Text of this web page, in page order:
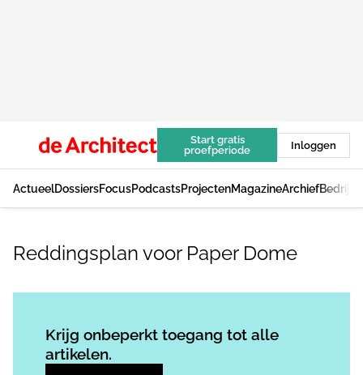
Start gratis
proefperiode
Inloggen
ActueelDossiersFocusPodcastsProjectenMagazineArchief
Reddingsplan voor Paper Dome
Krijg onbeperkt toegang tot alle
artikelen.